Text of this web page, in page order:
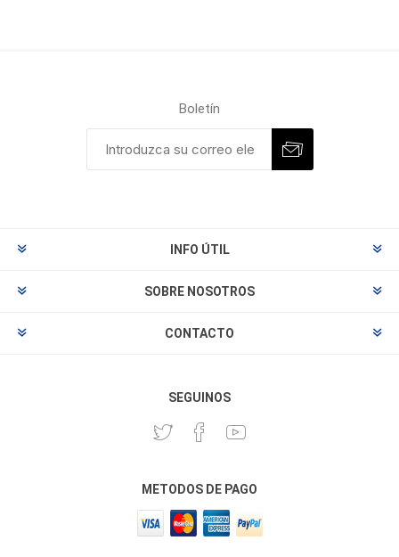
Boletín
INFO ÚTIL
SOBRE NOSOTROS
CONTACTO
SEGUINOS
METODOS DE PAGO